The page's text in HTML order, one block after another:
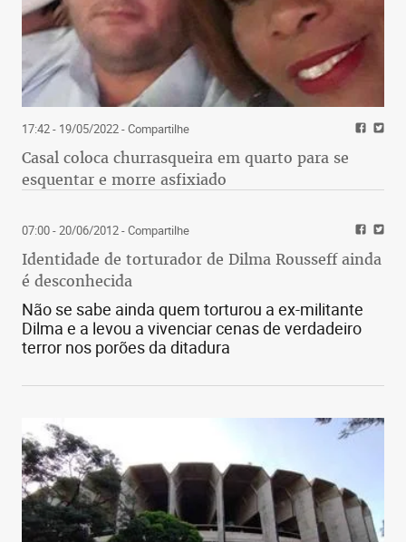
17:42 - 19/05/2022- Compartilhe
Casal coloca churrasqueira em quarto para se
esquentar e morre asfixiado
07:00 - 20/06/2012- Compartilhe
Identidade de torturador de Dilma Rousseff ainda
é desconhecida
Não se sabe ainda quem torturou a ex-militante
Dilma e a levou a vivenciar cenas de verdadeiro
terror nos porões da ditadura